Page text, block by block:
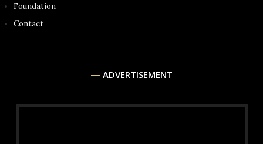
Foundation
Contact
ADVERTISEMENT